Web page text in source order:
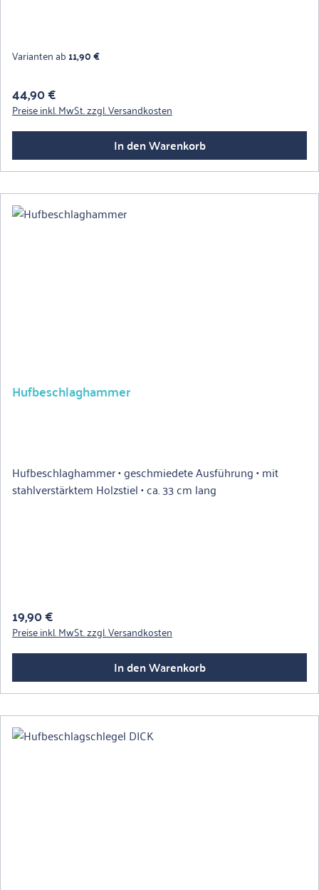
Varianten ab 11,90 €
Regulärer Preis:
44,90 €
Preise inkl. MwSt. zzgl. Versandkosten
In den Warenkorb
Hufbeschlaghammer
Hufbeschlaghammer • geschmiedete Ausführung • mit
stahlverstärktem Holzstiel • ca. 33 cm lang
Regulärer Preis:
19,90 €
Preise inkl. MwSt. zzgl. Versandkosten
In den Warenkorb